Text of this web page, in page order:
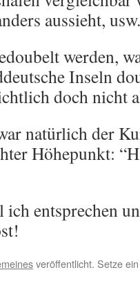
aussieht, usw.
werden,
Inseln
doch nicht
natürlich der
Höhepunkt:
entsprechen
veröffentlicht. Setze